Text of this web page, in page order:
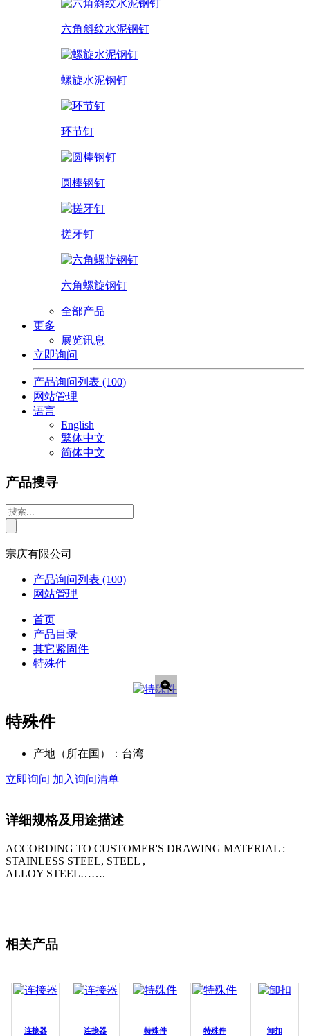
六角斜纹水泥钢钉
螺旋水泥钢钉
环节钉
圆棒钢钉
搓牙钉
六角螺旋钢钉
全部产品
更多
展览讯息
立即询问
产品询问列表 (100)
网站管理
语言
English
繁体中文
简体中文
产品搜寻
宗庆有限公司
产品询问列表 (100)
网站管理
首页
产品目录
其它紧固件
特殊件
特殊件
产地（所在国）： 台湾
立即询问 加入询问清单
详细规格及用途描述
ACCORDING TO CUSTOMER'S DRAWING MATERIAL :
STAINLESS STEEL, STEEL ,
ALLOY STEEL…….
相关产品
连接器 连接器 特殊件 特殊件 卸扣